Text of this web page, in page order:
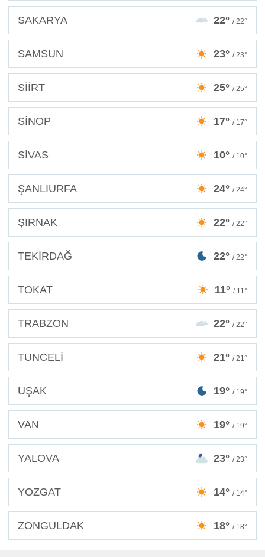
SAKARYA 22° / 22°
SAMSUN 23° / 23°
SİİRT 25° / 25°
SİNOP 17° / 17°
SİVAS 10° / 10°
ŞANLIURFA 24° / 24°
ŞIRNAK 22° / 22°
TEKİRDAĞ 22° / 22°
TOKAT 11° / 11°
TRABZON 22° / 22°
TUNCELİ 21° / 21°
UŞAK 19° / 19°
VAN 19° / 19°
YALOVA 23° / 23°
YOZGAT 14° / 14°
ZONGULDAK 18° / 18°